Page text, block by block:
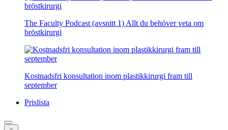
The Faculty Podcast (avsnitt 1) Allt du behöver veta om
bröstkirurgi
Kostnadsfri konsultation inom plastikkirurgi fram till
september
Prislista